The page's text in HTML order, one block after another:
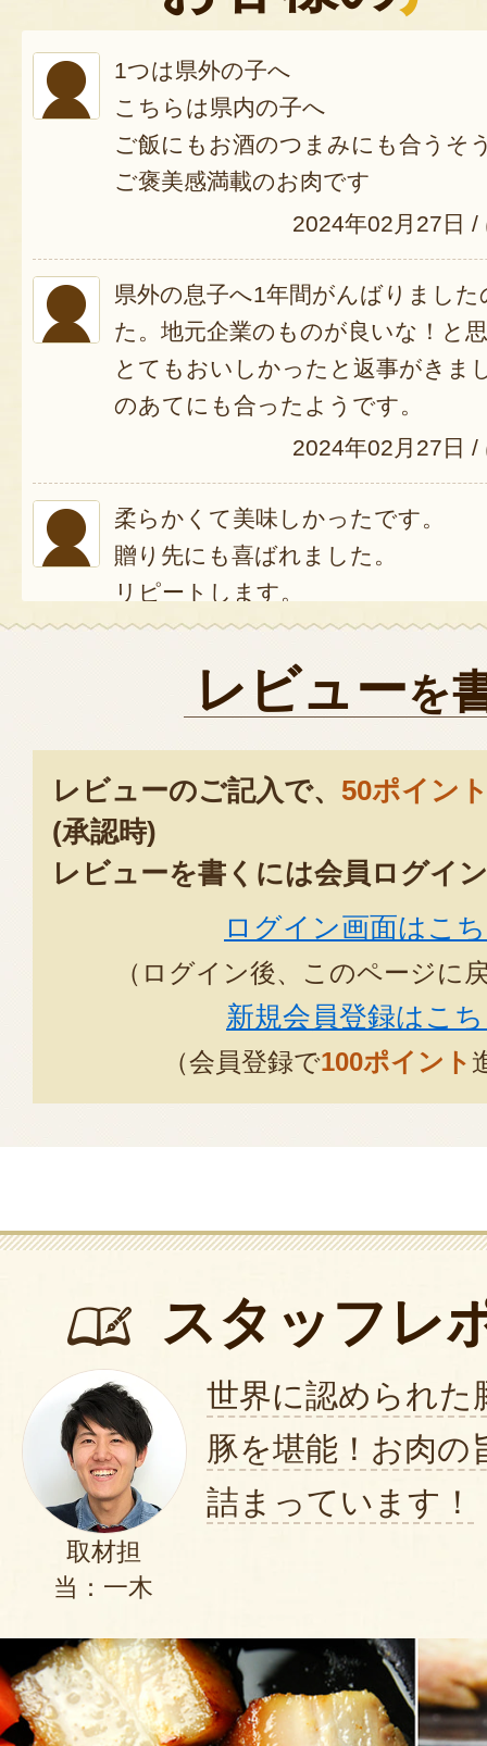
1つは県外の子へ
こちらは県内の子へ
ご飯にもお酒のつまみにも合うそ
ご褒美感満載のお肉です
2024年02月27日 /
県外の息子へ1年間がんばりまし
た。地元企業のものが良いな！と
とてもおいしかったと返事がきま
のあてにも合ったようです。
2024年02月27日 /
柔らかくて美味しかったです。
贈り先にも喜ばれました。
リピートします。
2023年12
リピーターです。
2022年05月
実家の高齢の父母用に利用しまし
に乗せると簡単にチャーシュー丼
って美味しい焼豚と好評でした。
への贈り物でも喜ばれると思いま
2020年12月
昨日テレビで、モンドセレクショ
賀野市のお肉屋さんの受賞が放映
して、阿賀野市を通過してます。
でした。
ございます。
コロナの影響で、遅延が予想され
を楽しみにしてます。
社長さんはじめ従業員の方、健康
お肉作りに励んで下さい。
レビューを
レビューのご記入で、 50ポイン
(承認時)
レビューを書くには会員ログイ
ログイン画面はこ
（ログイン後、このページに
新規会員登録はこ
（会員登録で100ポイント
スタッフレ
取材担
当：一木
世界に認められた
豚を堪能！お肉の
詰まっています！